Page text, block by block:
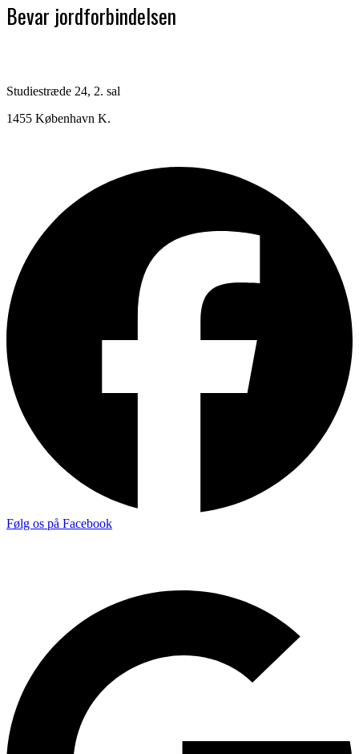
Bevar jordforbindelsen
Studiestræde 24, 2. sal
1455 København K.
Følg os på Facebook